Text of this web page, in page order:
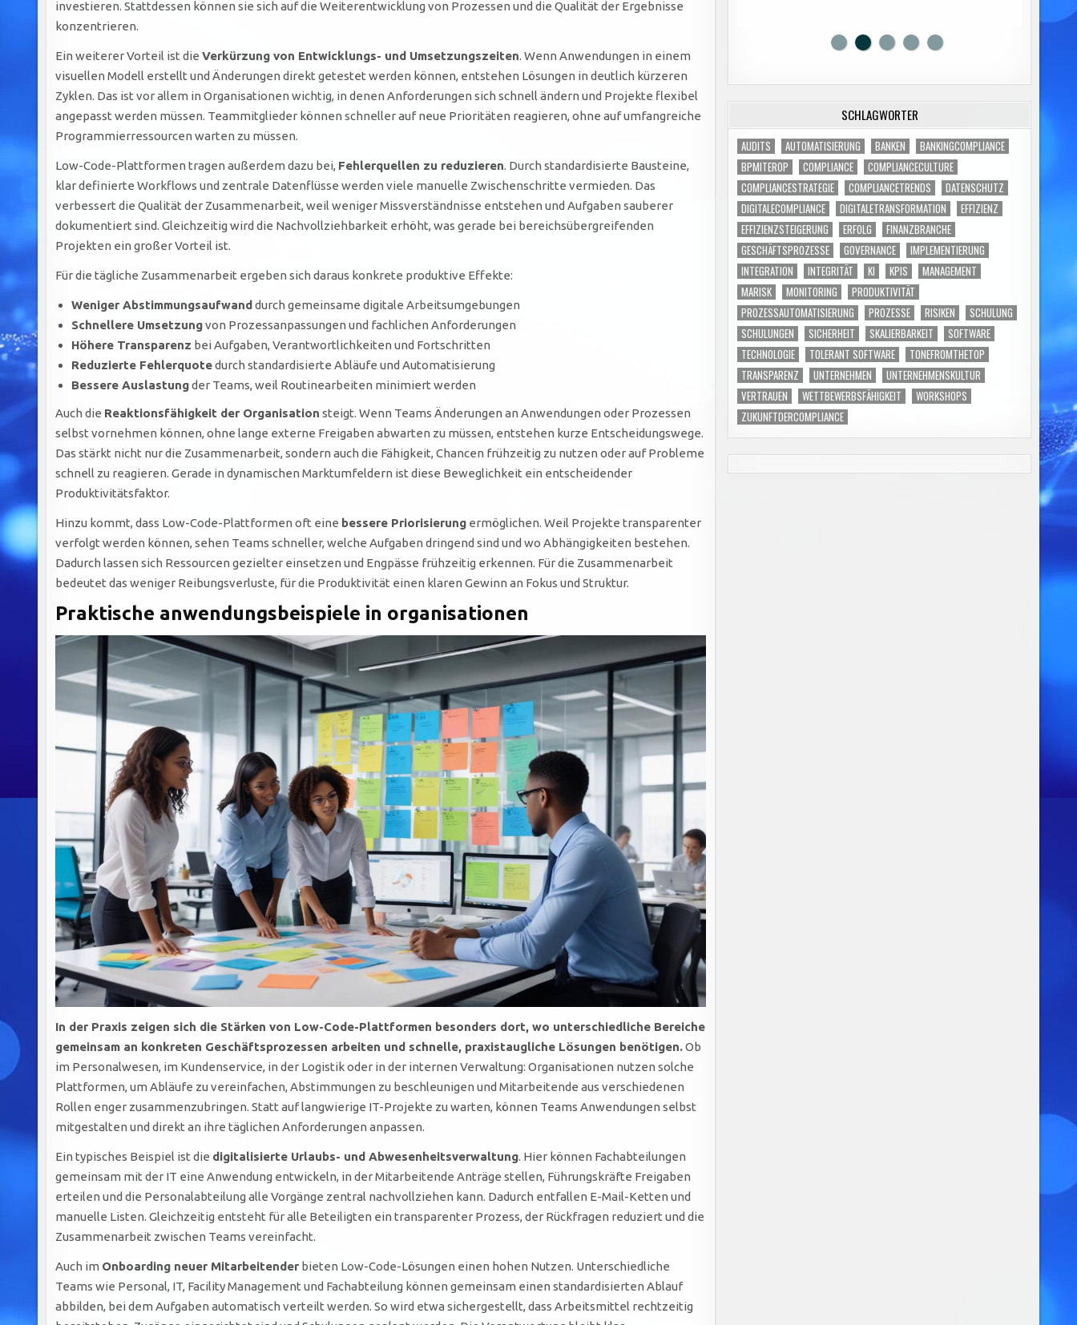
investieren. Stattdessen können sie sich auf die Weiterentwicklung von Prozessen und die Qualität der Ergebnisse
konzentrieren.
Ein weiterer Vorteil ist die Verkürzung von Entwicklungs- und Umsetzungszeiten. Wenn Anwendungen in einem
visuellen Modell erstellt und Änderungen direkt getestet werden können, entstehen Lösungen in deutlich kürzeren
Zyklen. Das ist vor allem in Organisationen wichtig, in denen Anforderungen sich schnell ändern und Projekte flexibel
angepasst werden müssen. Teammitglieder können schneller auf neue Prioritäten reagieren, ohne auf umfangreiche
Programmierressourcen warten zu müssen.
Low-Code-Plattformen tragen außerdem dazu bei, Fehlerquellen zu reduzieren. Durch standardisierte Bausteine,
klar definierte Workflows und zentrale Datenflüsse werden viele manuelle Zwischenschritte vermieden. Das
verbessert die Qualität der Zusammenarbeit, weil weniger Missverständnisse entstehen und Aufgaben sauberer
dokumentiert sind. Gleichzeitig wird die Nachvollziehbarkeit erhöht, was gerade bei bereichsübergreifenden
Projekten ein großer Vorteil ist.
Für die tägliche Zusammenarbeit ergeben sich daraus konkrete produktive Effekte:
Weniger Abstimmungsaufwanddurch gemeinsame digitale Arbeitsumgebungen
Schnellere Umsetzungvon Prozessanpassungen und fachlichen Anforderungen
Höhere Transparenz bei Aufgaben, Verantwortlichkeiten und Fortschritten
Reduzierte Fehlerquotedurch standardisierte Abläufe und Automatisierung
Bessere Auslastungder Teams, weil Routinearbeiten minimiert werden
Auch die Reaktionsfähigkeit der Organisation steigt. Wenn Teams Änderungen an Anwendungen oder Prozessen
selbst vornehmen können, ohne lange externe Freigaben abwarten zu müssen, entstehen kurze Entscheidungswege.
Das stärkt nicht nur die Zusammenarbeit, sondern auch die Fähigkeit, Chancen frühzeitig zu nutzen oder auf Probleme
schnell zu reagieren. Gerade in dynamischen Marktumfeldern ist diese Beweglichkeit ein entscheidender
Produktivitätsfaktor.
Hinzu kommt, dass Low-Code-Plattformen oft eine bessere Priorisierung ermöglichen. Weil Projekte transparenter
verfolgt werden können, sehen Teams schneller, welche Aufgaben dringend sind und wo Abhängigkeiten bestehen.
Dadurch lassen sich Ressourcen gezielter einsetzen und Engpässe frühzeitig erkennen. Für die Zusammenarbeit
bedeutet das weniger Reibungsverluste, für die Produktivität einen klaren Gewinn an Fokus und Struktur.
Praktische anwendungsbeispiele in organisationen
In der Praxis zeigen sich die Stärken von Low-Code-Plattformen besonders dort, wo unterschiedliche Bereiche
gemeinsam an konkreten Geschäftsprozessen arbeiten und schnelle, praxistaugliche Lösungen benötigen.Ob
im Personalwesen, im Kundenservice, in der Logistik oder in der internen Verwaltung: Organisationen nutzen solche
Plattformen, um Abläufe zu vereinfachen, Abstimmungen zu beschleunigen und Mitarbeitende aus verschiedenen
Rollen enger zusammenzubringen. Statt auf langwierige IT-Projekte zu warten, können Teams Anwendungen selbst
mitgestalten und direkt an ihre täglichen Anforderungen anpassen.
Ein typisches Beispiel ist die digitalisierte Urlaubs- und Abwesenheitsverwaltung. Hier können Fachabteilungen
gemeinsam mit der IT eine Anwendung entwickeln, in der Mitarbeitende Anträge stellen, Führungskräfte Freigaben
erteilen und die Personalabteilung alle Vorgänge zentral nachvollziehen kann. Dadurch entfallen E-Mail-Ketten und
manuelle Listen. Gleichzeitig entsteht für alle Beteiligten ein transparenter Prozess, der Rückfragen reduziert und die
Zusammenarbeit zwischen Teams vereinfacht.
Auch im Onboarding neuer Mitarbeitender bieten Low-Code-Lösungen einen hohen Nutzen. Unterschiedliche
Teams wie Personal, IT, Facility Management und Fachabteilung können gemeinsam einen standardisierten Ablauf
abbilden, bei dem Aufgaben automatisch verteilt werden. So wird etwa sichergestellt, dass Arbeitsmittel rechtzeitig
SCHLAGWÖRTER
AUDITS AUTOMATISIERUNG BANKEN
BANKINGCOMPLIANCE
BPMITEROP
COMPLIANCE
COMPLIANCECULTURE
COMPLIANCESTRATEGIE
COMPLIANCETRENDS
DATENSCHUTZ
DIGITALECOMPLIANCE
DIGITALETRANSFORMATION
EFFIZIENZ
EFFIZIENZSTEIGERUNG
ERFOLG
FINANZBRANCHE
GESCHÄFTSPROZESSE
GOVERNANCE
IMPLEMENTIERUNG
INTEGRATION
INTEGRITÄT KI KPIS
MANAGEMENT
MARISK
MONITORING
PRODUKTIVITÄT
PROZESSAUTOMATISIERUNG
PROZESSE RISIKEN
SCHULUNG
SCHULUNGEN
SICHERHEIT SKALIERBARKEIT
SOFTWARE
TECHNOLOGIE
TOLERANT SOFTWARE
TONEFROMTHETOP
TRANSPARENZ
UNTERNEHMEN
UNTERNEHMENSKULTUR
VERTRAUEN
WETTBEWERBSFÄHIGKEIT
WORKSHOPS
ZUKUNFTDERCOMPLIANCE